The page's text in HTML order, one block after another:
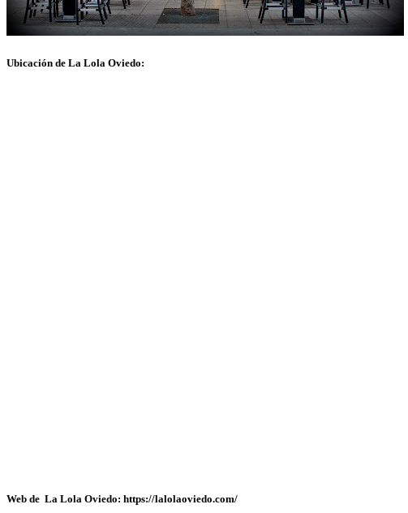
Ubicación de La Lola Oviedo:
Web de La Lola Oviedo: https://lalolaoviedo.com/